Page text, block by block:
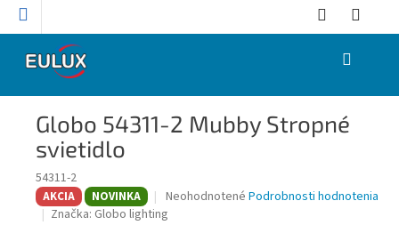
Prejsť
NÁKUPNÝ
Globo 54311-2 Mubby Stropné
svietidlo
54311-2
AKCIA NOVINKA
Priemerné
hodnotenie
Neohodnotené Podrobnosti hodnotenia
Značka: Globo lighting